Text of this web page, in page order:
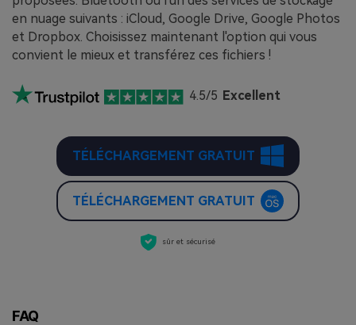
en nuage suivants : iCloud, Google Drive, Google Photos
et Dropbox. Choisissez maintenant l'option qui vous
convient le mieux et transférez ces fichiers !
4.5/5 Excellent
TÉLÉCHARGEMENT GRATUIT
TÉLÉCHARGEMENT GRATUIT
sûr et sécurisé
FAQ